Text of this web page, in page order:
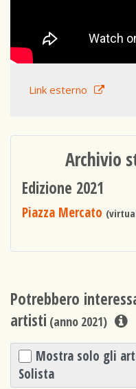
Link esterno
Archivio
Edizione 2021
Piazza Mercato
Potrebbero
artisti (anno 2021)
Mostra solo gli
Solista